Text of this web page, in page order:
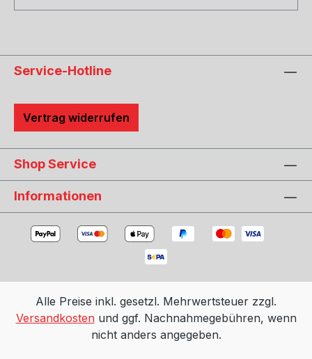
Service-Hotline
Vertrag widerrufen
Shop Service
Informationen
Alle Preise inkl. gesetzl. Mehrwertsteuer zzgl.
Versandkostenund ggf. Nachnahmegebühren, wenn
nicht anders angegeben.